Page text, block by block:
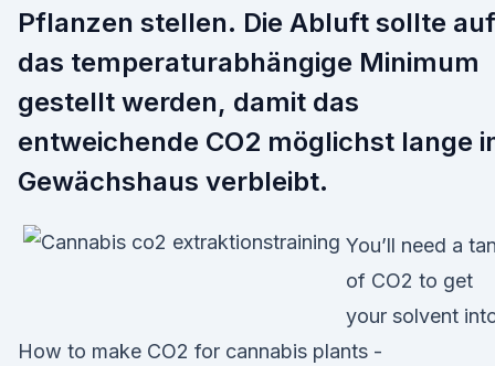
Pflanzen stellen. Die Abluft sollte auf
das temperaturabhängige Minimum
gestellt werden, damit das
entweichende CO2 möglichst lange
Gewächshaus verbleibt.
You’ll need a
of CO2 to get
your solvent
How to make CO2 for cannabis plants -